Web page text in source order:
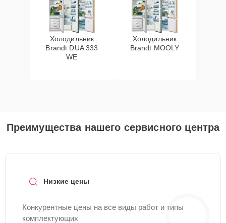
Холодильник
Brandt DUA 333
WE
Холодильник
Brandt MOOLY
Преимущества нашего сервисного центра
Низкие цены
Конкурентные цены на все виды работ и типы
комплектующих